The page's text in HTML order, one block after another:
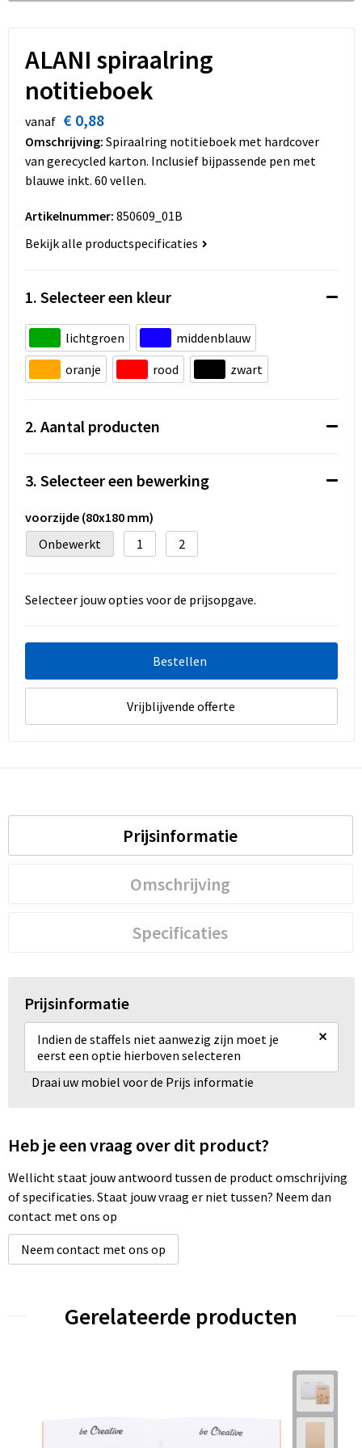
Kledingaccessoires
Schorten en Sloven
Gilets
Restauranttextiel
Hoofdbescherming
Gereedschap
Snoepgoed
Spellen voor binnen en buiten
Sport
Veiligheid, Auto en Fiets
Promotietassen
Boodschappentassen
Reistassen
Schoudertassen
Koffers en Trolleys
Schoenentassen
Koeltassen en Koelboxen
Heuptassen
Documententassen
Autotassen
Matrozentassen
Kledingtassen
Rugzakken
ALANI spiraalring
notitieboek
vanaf € 0,88
Omschrijving: Spiraalring notitieboek met hardcover
van gerecycled karton. Inclusief bijpassende pen met
blauwe inkt. 60 vellen.
Artikelnummer: 850609_01B
Bekijk alle productspecificaties
1. Selecteer een kleur
lichtgroen
middenblauw
oranje
rood zwart
2. Aantal producten
3. Selecteer een bewerking
voorzijde (80x180 mm)
Onbewerkt
1 2
Selecteer jouw opties voor de prijsopgave.
Bestellen
Vrijblijvende offerte
Prijsinformatie
Omschrijving
Specificaties
Prijsinformatie
Indien de staffels niet aanwezig zijn moet je
eerst een optie hierboven selecteren
×
Draai uw mobiel voor de Prijs informatie
Heb je een vraag over dit product?
Wellicht staat jouw antwoord tussen de product omschrijving
of specificaties. Staat jouw vraag er niet tussen? Neem dan
contact met ons op
Neem contact met ons op
Gerelateerde producten